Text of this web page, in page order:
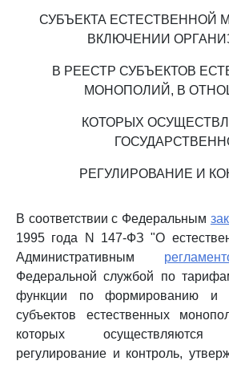
СУБЪЕКТА ЕСТЕСТВЕННОЙ
ВКЛЮЧЕНИИ
В РЕЕСТР СУБЪЕКТОВ
МОНОПОЛИЙ, В
КОТОРЫХ
РЕГУЛИРОВАНИЕ И
В соответствии с Федеральным
1995 года N 147-ФЗ "О
Административным
Федеральной службой по
функции по формированию и
субъектов естественных
которых осуществляются
регулирование и контроль,